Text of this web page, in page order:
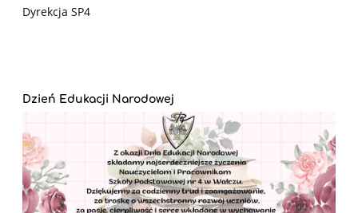
Dyrekcja SP4
Dzień Edukacji Narodowej